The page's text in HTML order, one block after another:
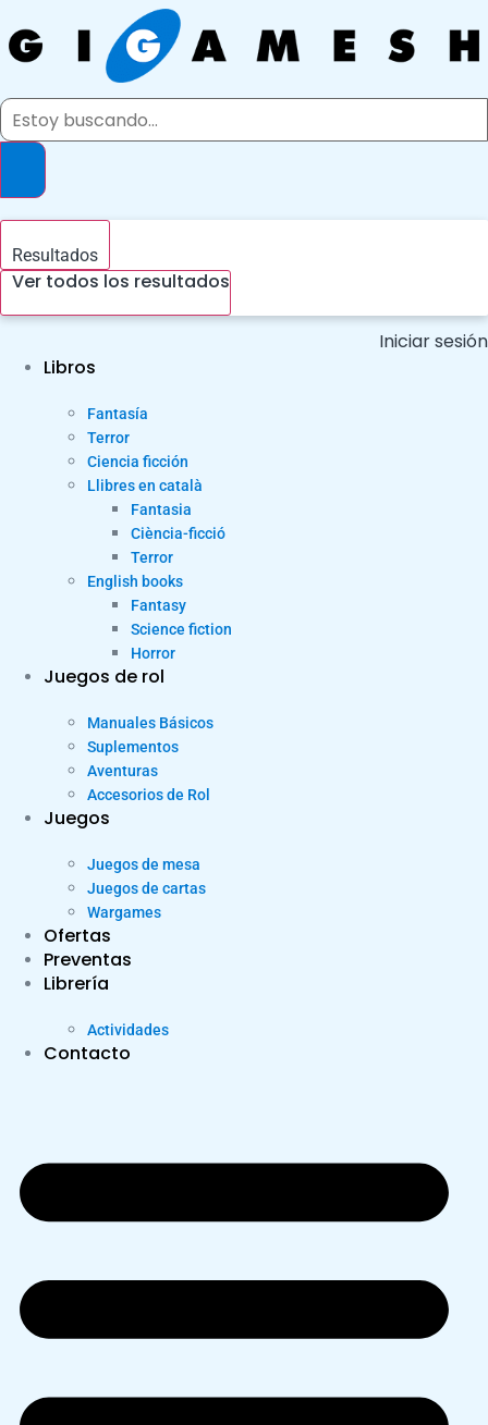
al
contenido
Search
Resultados
Ver todos los resultados
Iniciar sesión
Libros
Fantasía
Terror
Ciencia ficción
Llibres en català
Fantasia
Ciència-ficció
Terror
English books
Fantasy
Science fiction
Horror
Juegos de rol
Manuales Básicos
Suplementos
Aventuras
Accesorios de Rol
Juegos
Juegos de mesa
Juegos de cartas
Wargames
Ofertas
Preventas
Librería
Actividades
Contacto